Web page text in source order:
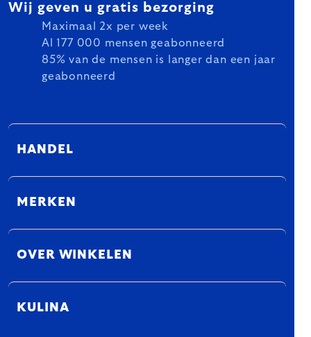
Wij geven u gratis bezorging
Maximaal 2x per week
Al 177 000 mensen geabonneerd
85% van de mensen is langer dan een jaar
geabonneerd
HANDEL
MERKEN
OVER WINKELEN
KULINA